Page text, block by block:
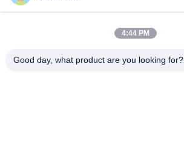
jesingd@vip.sina.com
4:44 PM
Good day, what product are you looking for?